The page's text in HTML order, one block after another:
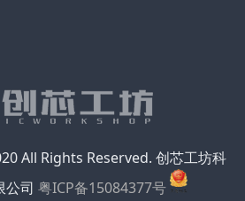
All Rights Reserved. 创芯工坊科
公司 粤ICP备15084377号